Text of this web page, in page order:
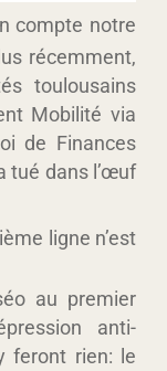
compte notre
récemment,
toulousains
Mobilité via
de Finances
tué dans l’œuf
ligne n’est
au premier
anti-
feront rien: le